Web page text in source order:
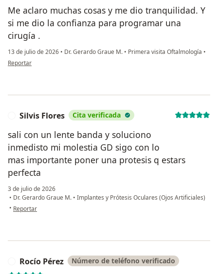
Me aclaro muchas cosas y me dio tranquilidad. Y
si me dio la confianza para programar una
cirugía .
13 de julio de 2026 • Dr. Gerardo Graue M. • Primera visita Oftalmología •
en opinión del usuario Hermelinda Hernández
Reportar
Silvis Flores Cita verificada
sali con un lente banda y soluciono
inmedisto mi molestia GD sigo con lo
mas importante poner una protesis q estars
perfecta
3 de julio de 2026
• Dr. Gerardo Graue M. • Implantes y Prótesis Oculares (Ojos Artificiales)
• en opinión del usuario Silvis Flores
Reportar
Rocío Pérez Número de teléfono verificado